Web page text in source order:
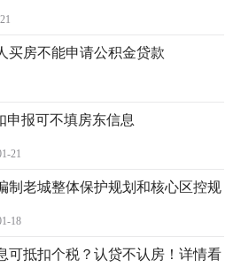
买房不能申请公积金贷款
申报可不填房东信息
21
制老城整体保护规划和核心区控规
18
可抵扣个税？认贷不认房！详情看